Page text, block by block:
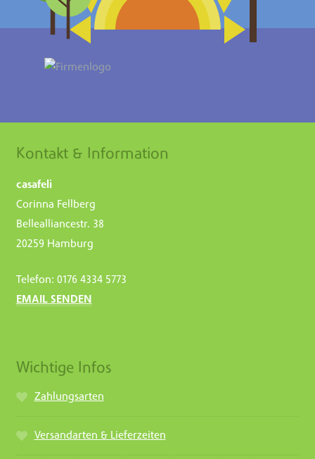
Kontakt & Information
casafeli
Corinna Fellberg
Bellealliancestr. 38
20259 Hamburg
Telefon: 0176 4334 5773
EMAIL SENDEN
Wichtige Infos
Zahlungsarten
Versandarten & Lieferzeiten